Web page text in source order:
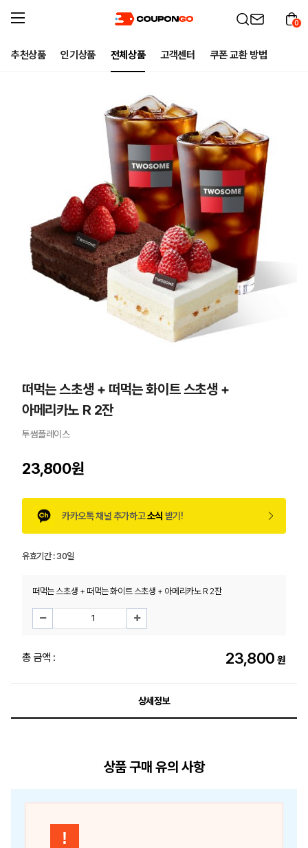
추천상품 인기상품 전체상품 고객센터 쿠폰 교환 방법
0
떠먹는 스초생 + 떠먹는 화이트 스초생 +
아메리카노 R 2잔
투썸플레이스
23,800원
카카오톡 채널 추가하고소식 받기!
유효기간 :30일
떠먹는 스초생 + 떠먹는 화이트 스초생 + 아메리카노 R 2잔
총 금액 : 23,800 원
상세정보
상품 구매 유의 사항
!